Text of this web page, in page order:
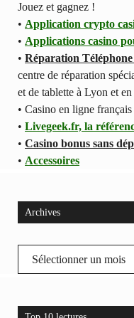
Jouez et gagnez !
• Application crypto
• Applications casino
• Réparation
centre de réparation
et de tablette à Lyon et
• Casino en ligne français
• Livegeek.fr, la
• Casino bonus sans
• Accessoires
Archives
Archives